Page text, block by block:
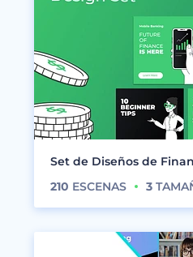
Set de Diseños de
210 ESCENAS 3